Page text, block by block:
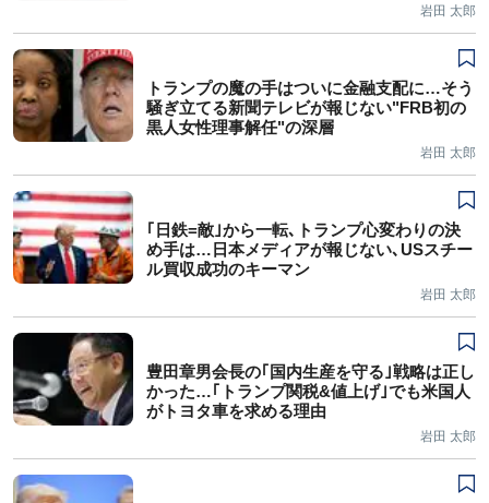
岩田 太郎
トランプの魔の手はついに金融支配に…そう
騒ぎ立てる新聞テレビが報じない"FRB初の
黒人女性理事解任"の深層
岩田 太郎
｢日鉄=敵｣から一転､トランプ心変わりの決
め手は…日本メディアが報じない､USスチー
ル買収成功のキーマン
岩田 太郎
豊田章男会長の｢国内生産を守る｣戦略は正し
かった…｢トランプ関税&値上げ｣でも米国人
がトヨタ車を求める理由
岩田 太郎